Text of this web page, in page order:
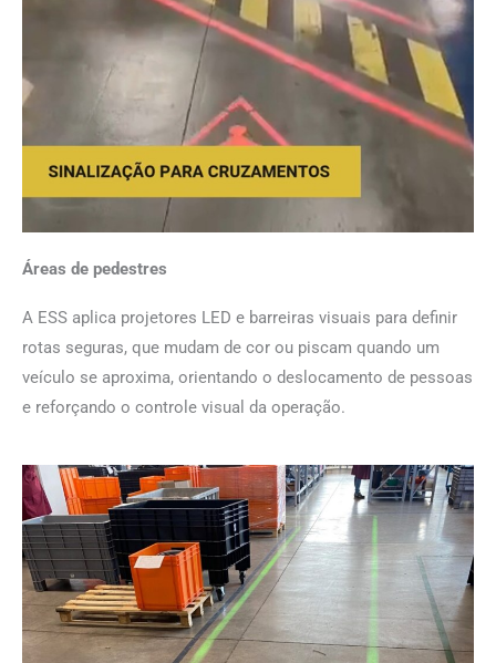
Áreas de pedestres
A ESS aplica projetores LED e barreiras visuais para definir
rotas seguras, que mudam de cor ou piscam quando um
veículo se aproxima, orientando o deslocamento de pessoas
e reforçando o controle visual da operação.